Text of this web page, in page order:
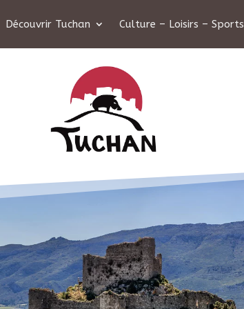
Découvrir Tuchan Culture – Loisirs – Sports